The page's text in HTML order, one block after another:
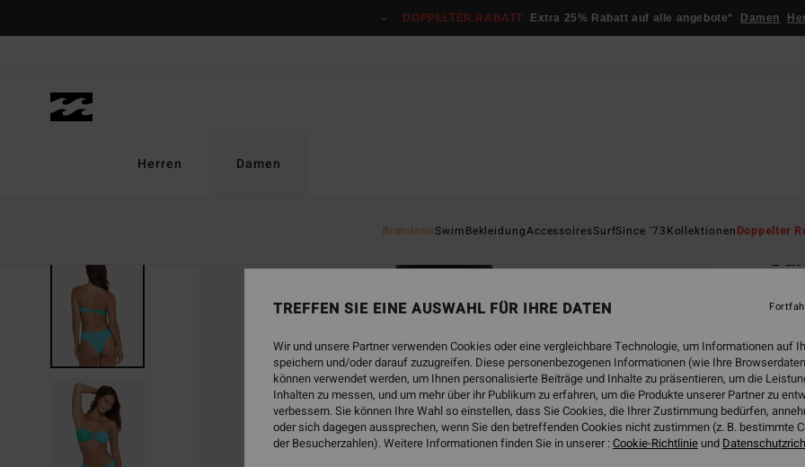
DOPPELTER RABATT Extra 25% Rabatt auf alle angebote* Damen
Herren Damen
BrandneuSwimBekleidungAccessoiresSurfSince '73KollektionenDoppelter
€
€
SALE
TREFFEN SIE EINE AUSWAHL FÜR IHRE DATEN
Wir und unsere Partner verwenden Cookies oder eine vergleichbare Technologie, um Informationen auf
speichern und/oder darauf zuzugreifen. Diese personenbezogenen Informationen (wie Ihre
können verwendet werden, um Ihnen personalisierte Beiträge und Inhalte zu präsentieren, um die
Inhalten zu messen, und um mehr über ihr Publikum zu erfahren, um die Produkte unserer Partner zu
verbessern. Sie können Ihre Wahl so einstellen, dass Sie Cookies, die Ihrer Zustimmung bedürfen,
oder sich dagegen aussprechen, wenn Sie den betreffenden Cookies nicht zustimmen (z. B. bestimmte
der Besucherzahlen). Weitere Informationen finden Sie in unserer :Cookie-Richtlinie und